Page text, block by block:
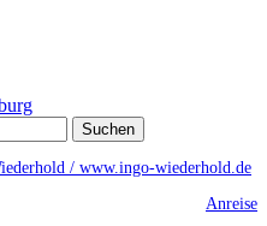
/ www.ingo-wiederhold.de
Anreise